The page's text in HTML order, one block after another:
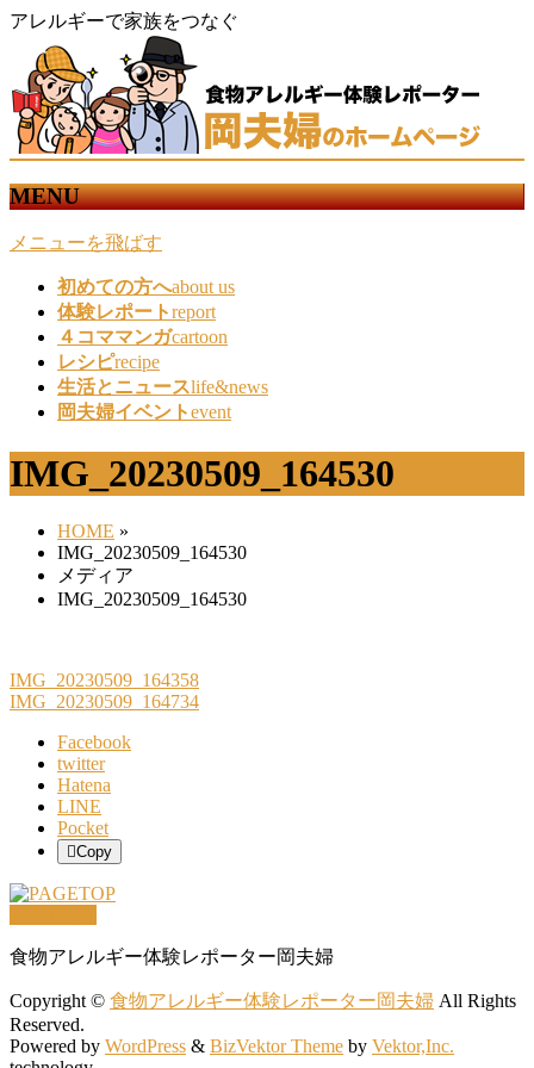
アレルギーで家族をつなぐ
MENU
メニューを飛ばす
初めての方へabout us
体験レポートreport
４コママンガcartoon
レシピrecipe
生活とニュースlife&news
岡夫婦イベントevent
IMG_20230509_164530
HOME »
IMG_20230509_164530
メディア
IMG_20230509_164530
IMG_20230509_164358
IMG_20230509_164734
Facebook
twitter
Hatena
LINE
Pocket
Copy
食物アレルギー体験レポーター岡夫婦
Copyright © 食物アレルギー体験レポーター岡夫婦 All Rights
Reserved.
Powered by WordPress & BizVektor Theme by Vektor,Inc.